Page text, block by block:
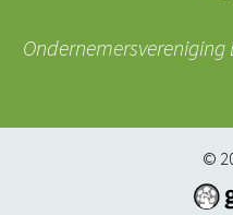
Ondernemersvereniging
©